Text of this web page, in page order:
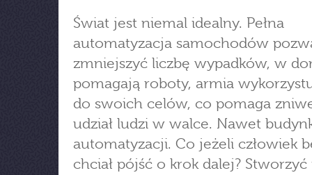
Świat jest niemal idealny. Pełna
automatyzacja samochodów
zmniejszyć liczbę wypadków, w
pomagają roboty, armia
do swoich celów, co pomaga
udział ludzi w walce. Nawet
automatyzacji. Co jeżeli człowiek
chciał pójść o krok dalej?